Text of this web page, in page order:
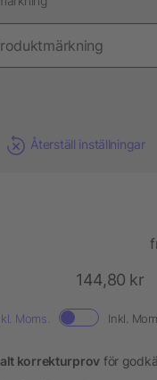
Återställ inställningar
144,80 kr
Moms. Inkl.
korrekturprov för